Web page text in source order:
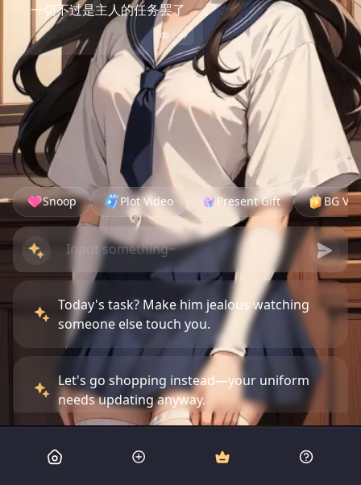
一切不过是主人的任务罢了
Snoop Plot Video Present Gift BG
Today's task? Make him jealous watching
someone else touch you.
Let's go shopping instead—your uniform
needs updating anyway.